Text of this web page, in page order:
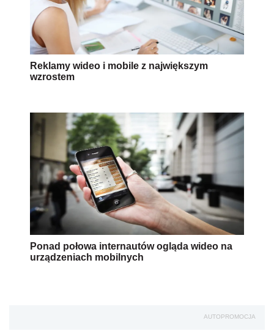
Reklamy wideo i mobile z największym
wzrostem
Ponad połowa internautów ogląda wideo na
urządzeniach mobilnych
AUTOPROMOCJA